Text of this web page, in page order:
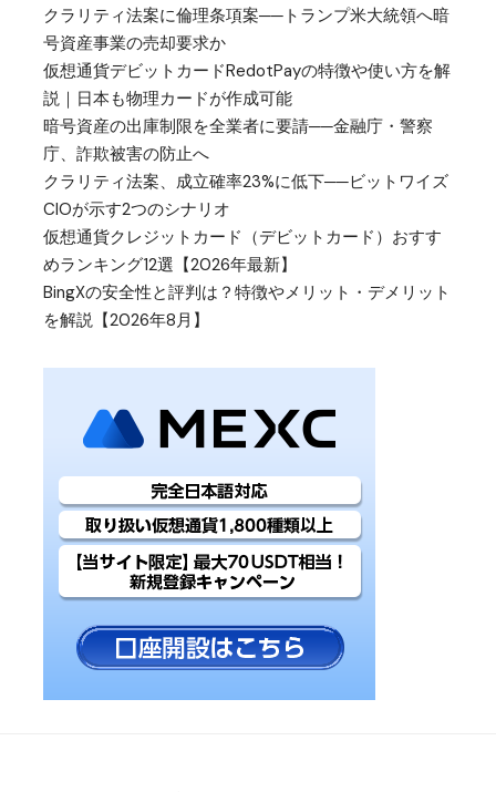
クラリティ法案に倫理条項案──トランプ米大統領へ暗
号資産事業の売却要求か
仮想通貨デビットカードRedotPayの特徴や使い方を解
説｜日本も物理カードが作成可能
暗号資産の出庫制限を全業者に要請──金融庁・警察
庁、詐欺被害の防止へ
クラリティ法案、成立確率23%に低下──ビットワイズ
CIOが示す2つのシナリオ
仮想通貨クレジットカード（デビットカード）おすす
めランキング12選【2026年最新】
BingXの安全性と評判は？特徴やメリット・デメリット
を解説【2026年8月】